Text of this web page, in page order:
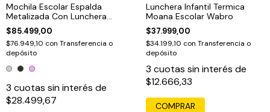
Mochila Escolar Espalda
Metalizada Con Lunchera
45cm Zaphir
$85.499,00
$76.949,10 con Transferencia o
depósito
3 cuotas sin interés de
$28.499,67
Lunchera Infantil Termica
Moana Escolar Wabro
$37.999,00
$34.199,10 con Transferencia o
depósito
3 cuotas sin interés de
$12.666,33
COMPRAR